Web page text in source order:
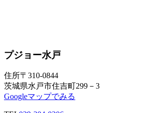
プジョー水戸
住所〒310-0844
茨城県水戸市住吉町299－3
Googleマップでみる